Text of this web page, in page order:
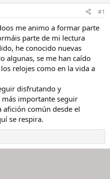
#1
me animo a formar parte
parte de mi lectura
he conocido nuevas
algunas, se me han caído
relojes como en la vida a
disfrutando y
importante seguir
común desde el
se respira.